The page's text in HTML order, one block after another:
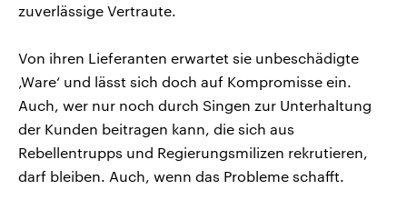
zuverlässige Vertraute.
Von ihren Lieferanten erwartet sie unbeschädigte
‚Ware‘ und lässt sich doch auf Kompromisse ein.
Auch, wer nur noch durch Singen zur Unterhaltung
der Kunden beitragen kann, die sich aus
Rebellentrupps und Regierungsmilizen rekrutieren,
darf bleiben. Auch, wenn das Probleme schafft.